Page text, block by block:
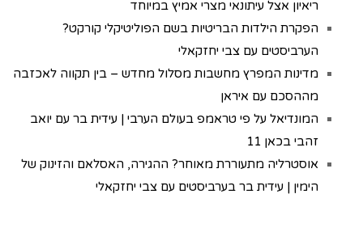
ריאיון אצל עיתונאי מצרי אמיץ במיוחד
הפקרת הילדות הבריטיות בשם הפוליטיקלי קורקט?
הערביסטים עם צבי יחזקאלי
מדינות המפרץ מחשבות מסלול מחדש – בין תקווה לאכזבה
מההסכם עם איראן
המונדיאל על פי טראמפ בעולם הערבי | עידית בר עם יואב
זהבי בכאן 11
אוסטרליה מתעוררת מאוחר? ההגירה, האסלאם והזינוק של
הימין | עידית בר בערביסטים עם צבי יחזקאלי